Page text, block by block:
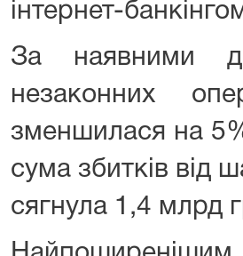
інтернет-
За наявними
незаконних
зменшилася на
сума збитків від
сягнула 1,4 млрд